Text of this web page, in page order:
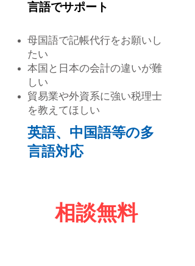
言語でサポート
​母国語で記帳代行をお願いし
たい
本国と日本の会計の違いが難
しい
​貿易業や外資系に強い税理士
を教えてほしい
英語、中国語等の多
言語対応
相談無料